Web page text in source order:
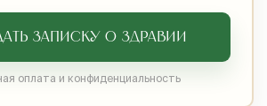
ЗАПИСКУ О ЗДРАВИИ
оплата и конфиденциальность